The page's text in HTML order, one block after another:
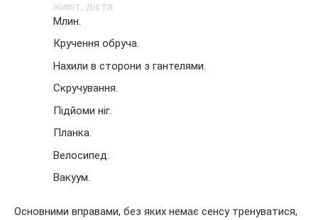
Млин.
Кручення обруча.
Нахили в сторони з гантелями.
Скручування.
Підйоми ніг.
Планка.
Велосипед.
Вакуум.
Основними вправами, без яких немає сенсу тренуватися,